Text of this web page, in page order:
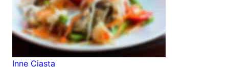
Inne Ciasta